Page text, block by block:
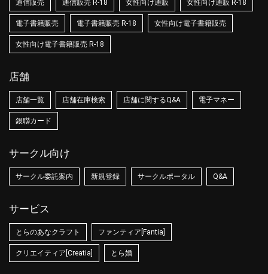
通信販売 通信販売 R-18 女性向け通販 女性向け通販 R-18
電子書籍販売 電子書籍販売 R-18 女性向け電子書籍販売
女性向け電子書籍販売 R-18
店舗
店舗一覧 店舗在庫検索 店舗に関するQ&A 電子マネー
銀聯カード
サークル向け
サークル委託案内 新規登録 サークルポータル Q&A
サービス
とらのあなクラフト ファンティア[Fantia]
クリエイティア[Creatia] とら婚